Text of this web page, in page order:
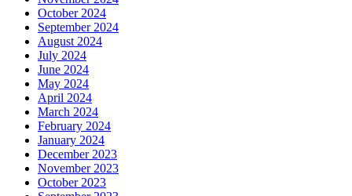
October 2024
September 2024
August 2024
July 2024
June 2024
May 2024
April 2024
March 2024
February 2024
January 2024
December 2023
November 2023
October 2023